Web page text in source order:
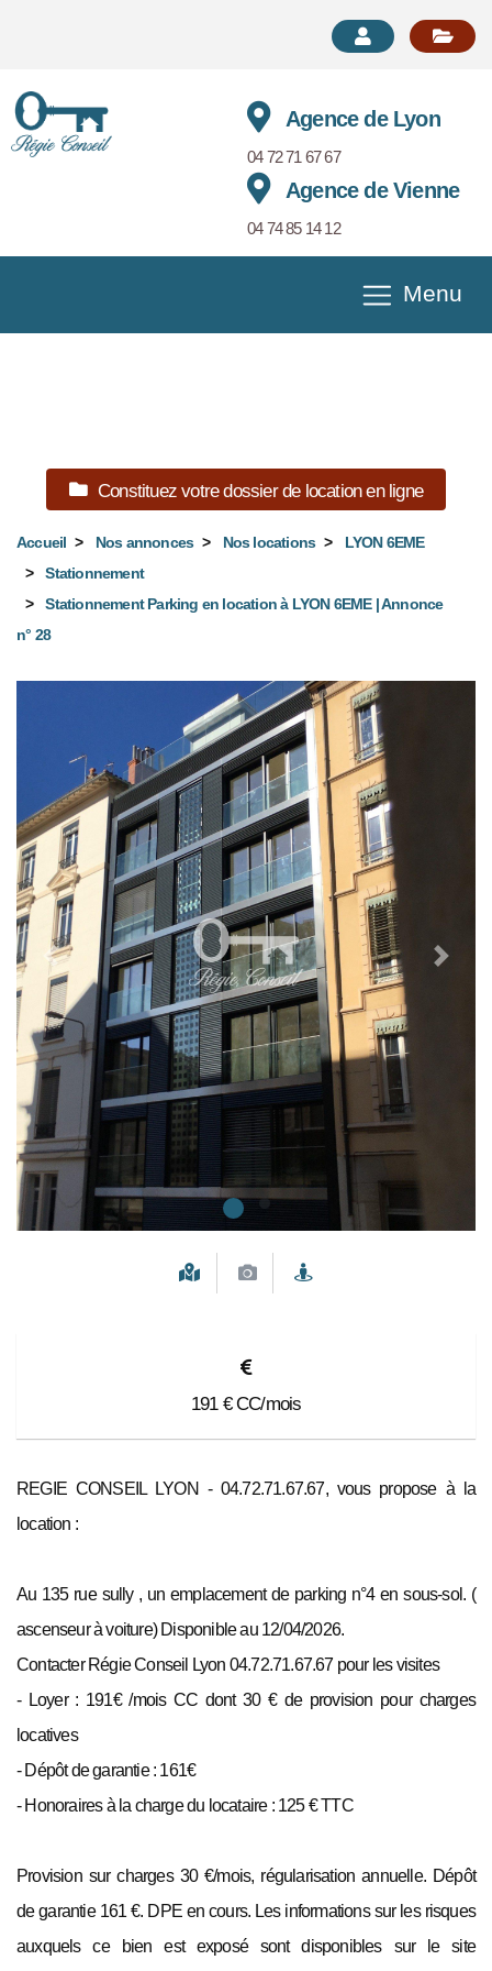
Agence de Lyon
04 72 71 67 67
Agence de Vienne
04 74 85 14 12
Menu
Constituez votre dossier de location en ligne
Accueil Nos annonces Nos locations
LYON 6EME
Stationnement
Stationnement Parking en location à LYON 6EME | Annonce
n° 28
191 € CC/mois
REGIE CONSEIL LYON - 04.72.71.67.67, vous propose à la
location :
Au 135 rue sully , un emplacement de parking n°4 en sous-sol. (
ascenseur à voiture) Disponible au 12/04/2026.
Contacter Régie Conseil Lyon 04.72.71.67.67 pour les visites
- Loyer : 191€ /mois CC dont 30 € de provision pour charges
locatives
- Dépôt de garantie : 161€
- Honoraires à la charge du locataire : 125 € TTC
Provision sur charges 30 €/mois, régularisation annuelle. Dépôt
de garantie 161 €. DPE en cours. Les informations sur les risques
auxquels ce bien est exposé sont disponibles sur le site